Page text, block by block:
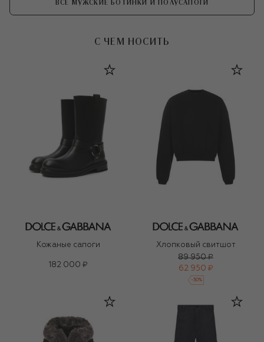
ВСЕ МУЖСКИЕ БОТИНКИ И ПОЛУСАПОГИ
С ЧЕМ НОСИТЬ
Кожаные сапоги
182 000 ₽
Хлопковый свитшот
89 950 ₽
62 950 ₽
-30%